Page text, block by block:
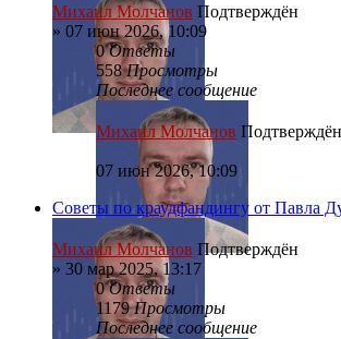
Михаил Молчанов Подтверждён
» 07 июн 2026, 10:09
0Ответы
558Просмотры
Последнее сообщение
Михаил Молчанов Подтверждён
07 июн 2026, 10:09
Советы по краудфандингу от Павла
Михаил Молчанов Подтверждён
» 30 мар 2025, 13:17
0Ответы
1179Просмотры
Последнее сообщение